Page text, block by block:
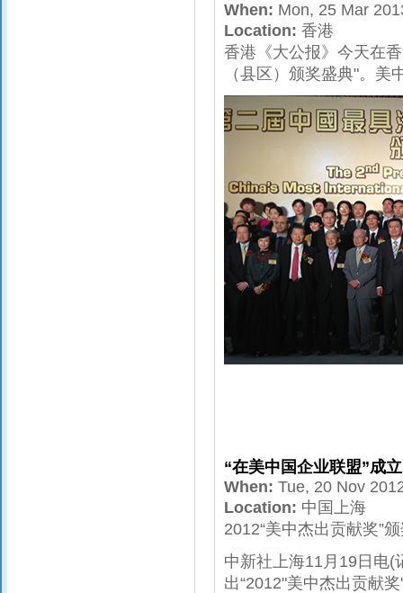
When: Mon, 25 Mar
Location: 香港
香港《大公报》今天在
（县区）颁奖盛典"。
“在美中国企业联盟”成
When: Tue, 20 Nov
Location: 中国上海
2012“美中杰出贡献奖”
中新社上海11月19日电(
出“2012"美中杰出贡献